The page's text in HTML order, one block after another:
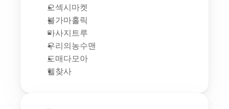
오섹시마켓
불가마홀릭
마사지트루
우리의농수맨
도매다모아
헬찾사